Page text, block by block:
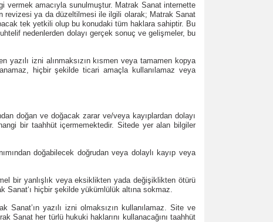
vermek amacıyla sunulmuştur. Matrak Sanat internette
revizesi ya da düzeltilmesi ile ilgili olarak; Matrak Sanat
tek yetkili olup bu konudaki tüm haklara sahiptir. Bu
nedenlerden dolayı gerçek sonuç ve gelişmeler, bu
yazılı izni alınmaksızın kısmen veya tamamen kopya
hiçbir şekilde ticari amaçla kullanılamaz veya
doğan ve doğacak zarar ve/veya kayıplardan dolayı
bir taahhüt içermemektedir. Sitede yer alan bilgiler
doğabilecek doğrudan veya dolaylı kayıp veya
bir yanlışlık veya eksiklikten yada değişiklikten ötürü
Sanat‘ı hiçbir şekilde yükümlülük altına sokmaz.
yazılı izni olmaksızın kullanılamaz. Site ve
Sanat her türlü hukuki haklarını kullanacağını taahhüt